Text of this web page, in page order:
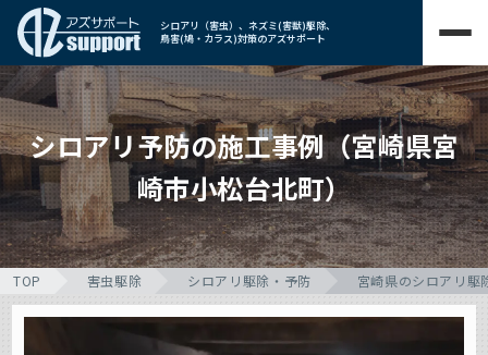
シロアリ（害虫）、ネズミ(害獣)駆除、
鳥害(鳩・カラス)対策のアズサポート
シロアリ予防の施工事例（宮崎県宮
崎市小松台北町）
TOP 害虫駆除 シロアリ駆除・予防 宮崎県のシロアリ駆